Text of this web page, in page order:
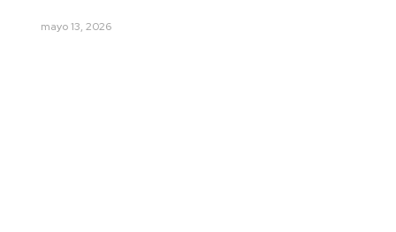
mayo 13, 2026